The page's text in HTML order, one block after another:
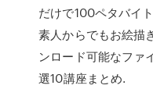
だけで100ペタバイ
素人からでもお絵描
ンロード可能なファ
選10講座まとめ.